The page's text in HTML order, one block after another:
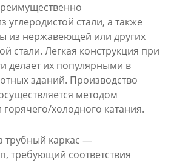
углеродистой стали, а также
из нержавеющей или других
стали. Легкая конструкция при
делает их популярными в
зданий. Производство
методом
горячего/холодного катания.
трубный каркас —
требующий соответствия